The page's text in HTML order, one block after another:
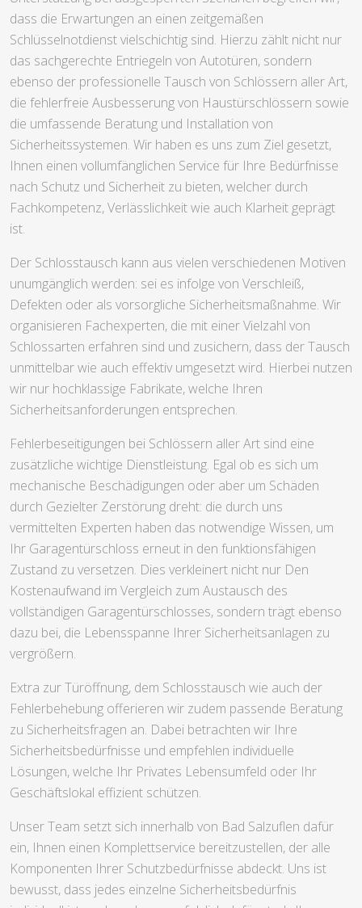
dass die Erwartungen an einen zeitgemäßen
Schlüsselnotdienst vielschichtig sind. Hierzu zählt nicht nur
das sachgerechte Entriegeln von Autotüren, sondern
ebenso der professionelle Tausch von Schlössern aller Art,
die fehlerfreie Ausbesserung von Haustürschlössern sowie
die umfassende Beratung und Installation von
Sicherheitssystemen. Wir haben es uns zum Ziel gesetzt,
Ihnen einen vollumfänglichen Service für Ihre Bedürfnisse
nach Schutz und Sicherheit zu bieten, welcher durch
Fachkompetenz, Verlässlichkeit wie auch Klarheit geprägt
ist.
Der Schlosstausch kann aus vielen verschiedenen Motiven
unumgänglich werden: sei es infolge von Verschleiß,
Defekten oder als vorsorgliche Sicherheitsmaßnahme. Wir
organisieren Fachexperten, die mit einer Vielzahl von
Schlossarten erfahren sind und zusichern, dass der Tausch
unmittelbar wie auch effektiv umgesetzt wird. Hierbei nutzen
wir nur hochklassige Fabrikate, welche Ihren
Sicherheitsanforderungen entsprechen.
Fehlerbeseitigungen bei Schlössern aller Art sind eine
zusätzliche wichtige Dienstleistung. Egal ob es sich um
mechanische Beschädigungen oder aber um Schäden
durch Gezielter Zerstörung dreht: die durch uns
vermittelten Experten haben das notwendige Wissen, um
Ihr Garagentürschloss erneut in den funktionsfähigen
Zustand zu versetzen. Dies verkleinert nicht nur Den
Kostenaufwand im Vergleich zum Austausch des
vollständigen Garagentürschlosses, sondern trägt ebenso
dazu bei, die Lebensspanne Ihrer Sicherheitsanlagen zu
vergrößern.
Extra zur Türöffnung, dem Schlosstausch wie auch der
Fehlerbehebung offerieren wir zudem passende Beratung
zu Sicherheitsfragen an. Dabei betrachten wir Ihre
Sicherheitsbedürfnisse und empfehlen individuelle
Lösungen, welche Ihr Privates Lebensumfeld oder Ihr
Geschäftslokal effizient schützen.
Unser Team setzt sich innerhalb von Bad Salzuflen dafür
ein, Ihnen einen Komplettservice bereitzustellen, der alle
Komponenten Ihrer Schutzbedürfnisse abdeckt. Uns ist
bewusst, dass jedes einzelne Sicherheitsbedürfnis